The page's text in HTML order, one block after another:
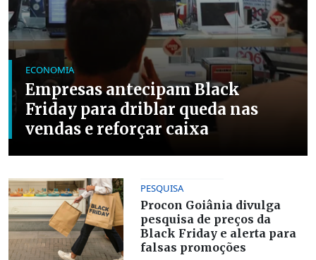
ECONOMIA
Empresas antecipam Black
Friday para driblar queda nas
vendas e reforçar caixa
PESQUISA
Procon Goiânia divulga
pesquisa de preços da
Black Friday e alerta para
falsas promoções